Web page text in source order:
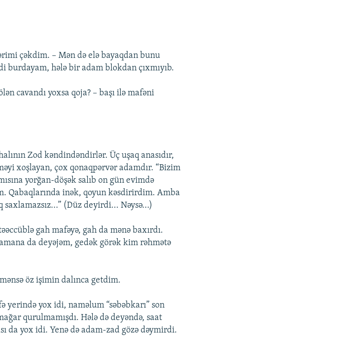
çəkdim. – Mən də elə bayaqdan bunu
burdayam, hələ bir adam blokdan çıxmıyıb.
cavandı yoxsa qoja? – başı ilə mafəni
Zod kəndindəndirlər. Üç uşaq anasıdır,
xoşlayan, çox qonaqpərvər adamdır. “Bizim
yorğan-döşək salıb on gün evimdə
Qabaqlarında inək, qoyun kəsdirirdim. Amba
(Düz deyirdi... Nəysə...)
gah mafəyə, gah da mənə baxırdı.
da deyəjəm, gedək görək kim rəhmətə
öz işimin dalınca getdim.
yerində yox idi, naməlum “səbəbkarı” son
qurulmamışdı. Hələ də deyəndə, saat
da yox idi. Yenə də adam-zad gözə dəymirdi.